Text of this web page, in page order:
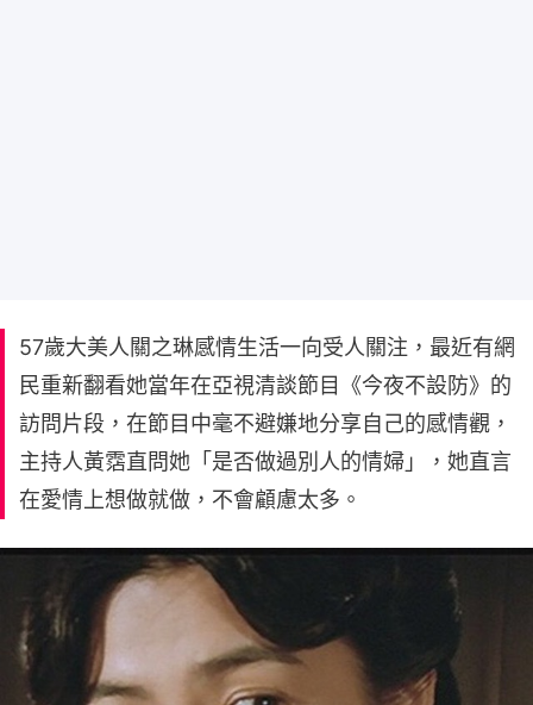
57歲大美人關之琳感情生活一向受人關注，最近有網
民重新翻看她當年在亞視清談節目《今夜不設防》的
訪問片段，在節目中毫不避嫌地分享自己的感情觀，
主持人黃霑直問她「是否做過別人的情婦」，她直言
在愛情上想做就做，不會顧慮太多。